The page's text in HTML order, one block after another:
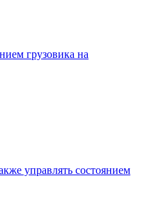
грузовика на
управлять состоянием